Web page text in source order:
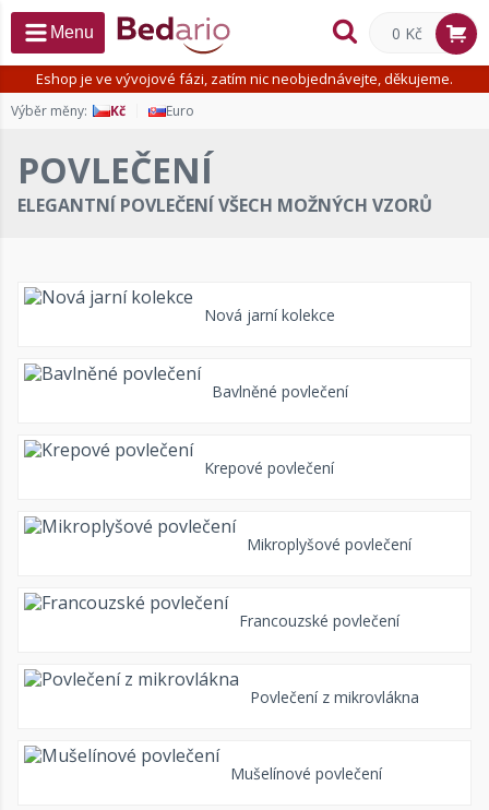
Eshop je ve vývojové fázi, zatím nic neobjednávejte, děkujeme.
Výběr měny: Kč Euro
Menu 0 Kč
POVLEČENÍ
ELEGANTNÍ POVLEČENÍ VŠECH MOŽNÝCH VZORŮ
Nová jarní kolekce
Bavlněné povlečení
Krepové povlečení
Mikroplyšové povlečení
Francouzské povlečení
Povlečení z mikrovlákna
Mušelínové povlečení